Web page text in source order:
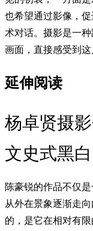
也希望通过影像，
术对话。摄影是一
画面，直接感受到
延伸阅读
杨卓贤摄
文史式黑
陈豪锐的作品不仅
从外在景象逐渐走
的，是它在相对有